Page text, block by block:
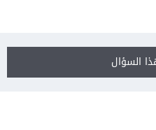
السؤال